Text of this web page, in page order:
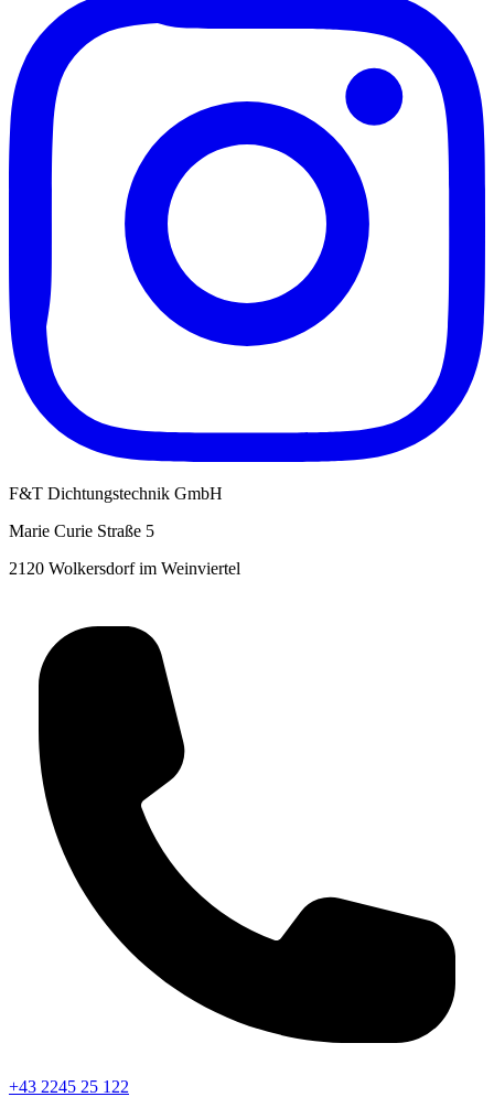
F&T Dichtungstechnik GmbH
Marie Curie Straße 5
2120 Wolkersdorf im Weinviertel
+43 2245 25 122